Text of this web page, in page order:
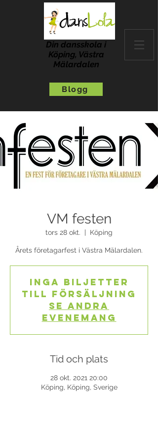
Din dansskola i
Köping, Västra
Mälardalen
Blogg
VM festen
tors 28 okt. Köping
Årets företagarfest i Västra Mälardalen.
Inga biljetter
till försäljning
Se andra
evenemang
Tid och plats
28 okt. 2021 20:00
Köping, Köping, Sverige